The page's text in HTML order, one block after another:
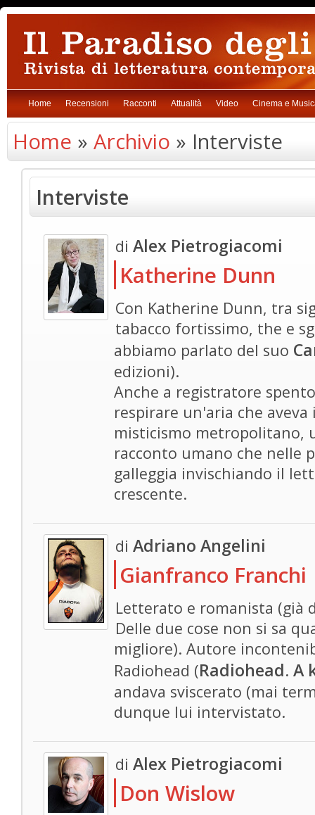
Home Recensioni Racconti Attualità Video Cinema e
Home » Archivio » Interviste
Interviste
di Alex Pietrogiacomi
Katherine Dunn
Con Katherine Dunn, tra
tabacco fortissimo, the e
abbiamo parlato del suo
edizioni).
Anche a registratore
respirare un'aria che
misticismo metropolitano,
racconto umano che nelle
galleggia invischiando il
crescente.
di Adriano Angelini
Gianfranco Franchi
Letterato e romanista (già
Delle due cose non si sa
migliore). Autore
Radiohead (Radiohead. A
andava sviscerato (mai
dunque lui intervistato.
di Alex Pietrogiacomi
Don Wislow